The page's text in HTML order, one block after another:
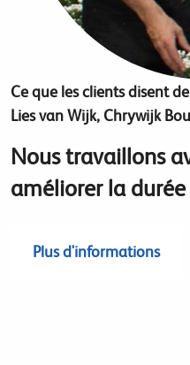
Ce que les clients disent
Lies van Wijk, Chrywijk
Nous travaillons
améliorer la
Plus d'informations